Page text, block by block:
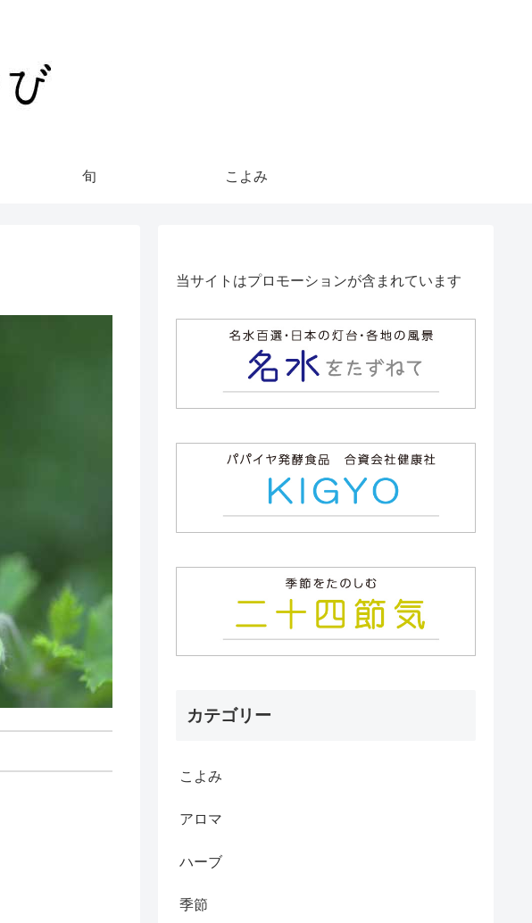
旬 こよみ
当サイトはプロモーションが含まれています
カテゴリー
こよみ
アロマ
ハーブ
季節